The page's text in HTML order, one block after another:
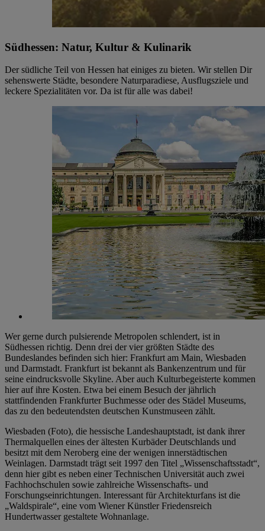
Südhessen: Natur, Kultur & Kulinarik
Der südliche Teil von Hessen hat einiges zu bieten. Wir stellen Dir
sehenswerte Städte, besondere Naturparadiese, Ausflugsziele und
leckere Spezialitäten vor. Da ist für alle was dabei!
Wer gerne durch pulsierende Metropolen schlendert, ist in
Südhessen richtig. Denn drei der vier größten Städte des
Bundeslandes befinden sich hier: Frankfurt am Main, Wiesbaden
und Darmstadt. Frankfurt ist bekannt als Bankenzentrum und für
seine eindrucksvolle Skyline. Aber auch Kulturbegeisterte kommen
hier auf ihre Kosten. Etwa bei einem Besuch der jährlich
stattfindenden Frankfurter Buchmesse oder des Städel Museums,
das zu den bedeutendsten deutschen Kunstmuseen zählt.
Wiesbaden (Foto), die hessische Landeshauptstadt, ist dank ihrer
Thermalquellen eines der ältesten Kurbäder Deutschlands und
besitzt mit dem Neroberg eine der wenigen innerstädtischen
Weinlagen. Darmstadt trägt seit 1997 den Titel „Wissenschaftsstadt“,
denn hier gibt es neben einer Technischen Universität auch zwei
Fachhochschulen sowie zahlreiche Wissenschafts- und
Forschungseinrichtungen. Interessant für Architekturfans ist die
„Waldspirale“, eine vom Wiener Künstler Friedensreich
Hundertwasser gestaltete Wohnanlage.